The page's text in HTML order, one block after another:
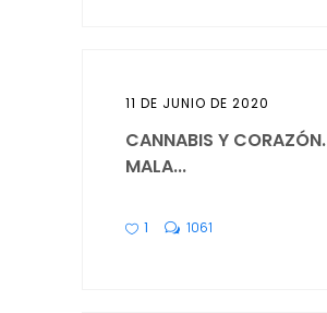
11 DE JUNIO DE 2020
CANNABIS Y CORAZÓN.
MALA...
1 1061